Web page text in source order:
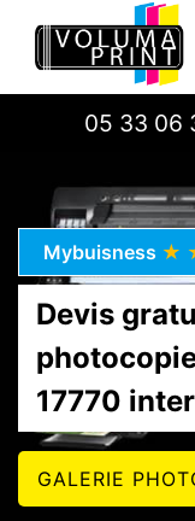
05 33 06
Mybuisness
Devis
17770
GALERIE